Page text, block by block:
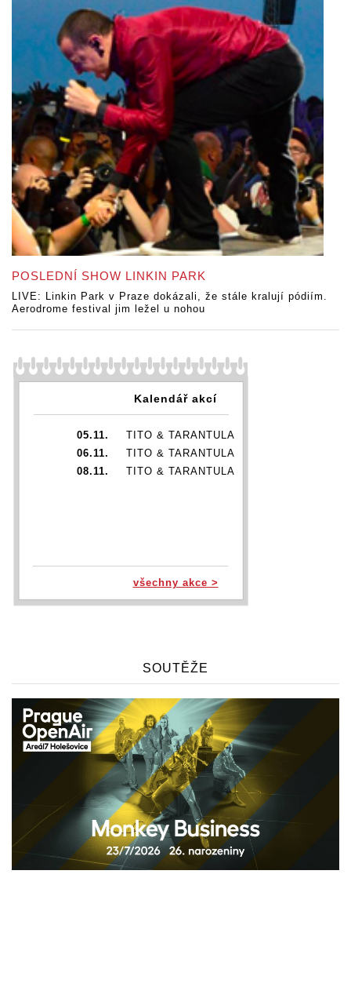
POSLEDNÍ SHOW LINKIN PARK
LIVE: Linkin Park v Praze dokázali, že stále kralují pódiím.
Aerodrome festival jim ležel u nohou
Kalendář akcí
05.11.
TITO & TARANTULA
06.11.
TITO & TARANTULA
08.11.
TITO & TARANTULA
všechny akce >
SOUTĚŽE